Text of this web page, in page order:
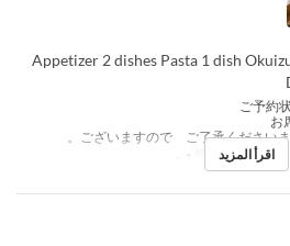
Appetizer 2 dishes Pasta 1 dish
お
ございますので ご了承ください
حد الطلب
اقرأ المزيد